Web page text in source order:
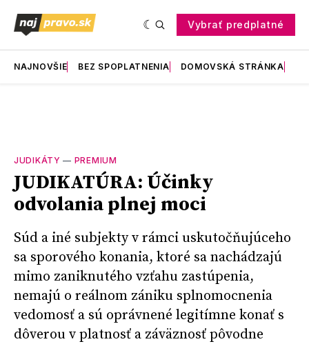
Vybrať predplatné
NAJNOVŠIE BEZ SPOPLATNENIA DOMOVSKÁ STRÁNKA
JUDIKÁTY — PREMIUM
JUDIKATÚRA: Účinky
odvolania plnej moci
Súd a iné subjekty v rámci uskutočňujúceho
sa sporového konania, ktoré sa nachádzajú
mimo zaniknutého vzťahu zastúpenia,
nemajú o reálnom zániku splnomocnenia
vedomosť a sú oprávnené legitímne konať s
dôverou v platnosť a záväznosť pôvodne